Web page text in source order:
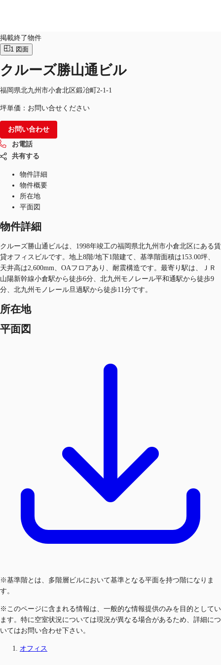
オフィス・事務所
倉庫・物流センター
地図検索
記事
仲介会社様はこちらへ
お気に入り
JP
お電話 お問合せ
掲載終了物件
1 図面
クルーズ勝山通ビル
福岡県北九州市小倉北区鍛冶町2-1-1
坪単価：お問い合せください
お問い合わせ
お電話
共有する
物件詳細
物件概要
所在地
平面図
物件詳細
クルーズ勝山通ビルは、1998年竣工の福岡県北九州市小倉北区にある賃
貸オフィスビルです。地上8階/地下1階建て、基準階面積は153.00坪、
天井高は2,600mm、OAフロアあり、耐震構造です。最寄り駅は、ＪＲ
山陽新幹線小倉駅から徒歩6分、北九州モノレール平和通駅から徒歩9
分、北九州モノレール旦過駅から徒歩11分です。
所在地
平面図
※基準階とは、多階層ビルにおいて基準となる平面を持つ階になりま
す。
※このページに含まれる情報は、一般的な情報提供のみを目的としてい
ます。特に空室状況については現況が異なる場合があるため、詳細につ
いてはお問い合わせ下さい。
オフィス